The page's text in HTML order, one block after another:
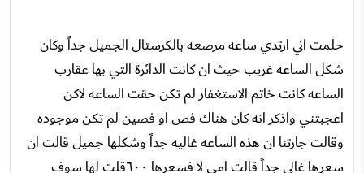
حلمت اني ارتدي ساعه مرصعه بالكرستال الجميل جداً وكان
شكل الساعه غريب حيث ان كانت الدائرة التي بها عقارب
الساعه كانت خاتم الاستغفار لم تكن حقت الساعه لاكن
اعجبتني واذكر انه كان هناك فص او فصين لم تكن موجوده
وقالت جارتنا ان هذه الساعه غاليه جداً وشكلها جميل قالت ان
سعرها غالي جداً قالت امي لا فسعرها ٦٠٠قلت لها سوف